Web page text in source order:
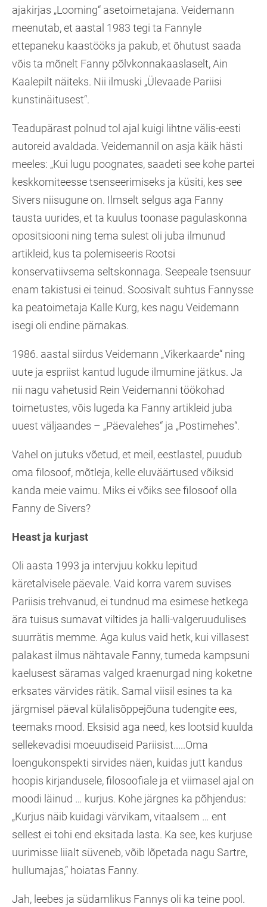
ajakirjas „Looming“ asetoimetajana. Veidemann
meenutab, et aastal 1983 tegi ta Fannyle
ettepaneku kaastööks ja pakub, et õhutust saada
võis ta mõnelt Fanny põlvkonnakaaslaselt, Ain
Kaalepilt näiteks. Nii ilmuski „Ülevaade Pariisi
kunstinäitusest“.
Teadupärast polnud tol ajal kuigi lihtne välis-eesti
autoreid avaldada. Veidemannil on asja käik hästi
meeles: „Kui lugu poognates, saadeti see kohe partei
keskkomiteesse tsenseerimiseks ja küsiti, kes see
Sivers niisugune on. Ilmselt selgus aga Fanny
tausta uurides, et ta kuulus toonase pagulaskonna
opositsiooni ning tema sulest oli juba ilmunud
artikleid, kus ta polemiseeris Rootsi
konservatiivsema seltskonnaga. Seepeale tsensuur
enam takistusi ei teinud. Soosivalt suhtus Fannysse
ka peatoimetaja Kalle Kurg, kes nagu Veidemann
isegi oli endine pärnakas.
1986. aastal siirdus Veidemann „Vikerkaarde“ ning
uute ja espriist kantud lugude ilmumine jätkus. Ja
nii nagu vahetusid Rein Veidemanni töökohad
toimetustes, võis lugeda ka Fanny artikleid juba
uuest väljaandes – „Päevalehes“ ja „Postimehes“.
Vahel on jutuks võetud, et meil, eestlastel, puudub
oma filosoof, mõtleja, kelle eluväärtused võiksid
kanda meie vaimu. Miks ei võiks see filosoof olla
Fanny de Sivers?
Heast ja kurjast
Oli aasta 1993 ja intervjuu kokku lepitud
käretalvisele päevale. Vaid korra varem suvises
Pariisis trehvanud, ei tundnud ma esimese hetkega
ära tuisus sumavat viltides ja halli-valgeruudulises
suurrätis memme. Aga kulus vaid hetk, kui villasest
palakast ilmus nähtavale Fanny, tumeda kampsuni
kaelusest säramas valged kraenurgad ning koketne
erksates värvides rätik. Samal viisil esines ta ka
järgmisel päeval külalisõppejõuna tudengite ees,
teemaks mood. Eksisid aga need, kes lootsid kuulda
sellekevadisi moeuudiseid Pariisist.....Oma
loengukonspekti sirvides näen, kuidas jutt kandus
hoopis kirjandusele, filosoofiale ja et viimasel ajal on
moodi läinud … kurjus. Kohe järgnes ka põhjendus:
„Kurjus näib kuidagi värvikam, vitaalsem … ent
sellest ei tohi end eksitada lasta. Ka see, kes kurjuse
uurimisse liialt süveneb, võib lõpetada nagu Sartre,
hullumajas,“ hoiatas Fanny.
Jah, leebes ja südamlikus Fannys oli ka teine pool.